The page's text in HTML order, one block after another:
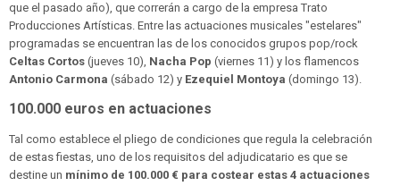
que el pasado año), que correrán a cargo de la empresa Trato
Producciones Artísticas. Entre las actuaciones musicales "estelares"
programadas se encuentran las de los conocidos grupos pop/rock
Celtas Cortos (jueves 10), Nacha Pop (viernes 11) y los flamencos
Antonio Carmona (sábado 12) y Ezequiel Montoya (domingo 13).
100.000 euros en actuaciones
Tal como establece el pliego de condiciones que regula la celebración
de estas fiestas, uno de los requisitos del adjudicatario es que se
destine un mínimo de 100.000 € para costear estas 4 actuaciones